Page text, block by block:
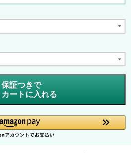
保証つきで
カートに入れる